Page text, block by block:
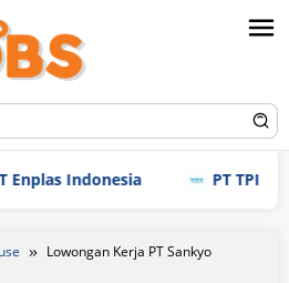
Indonesia PT TPI
Lowongan Kerja PT Sankyo